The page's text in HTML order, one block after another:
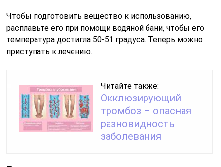
Чтобы подготовить вещество к использованию,
расплавьте его при помощи водяной бани, чтобы его
температура достигла 50-51 градуса. Теперь можно
приступать к лечению.
Читайте также:
Окклюзирующий
тромбоз – опасная
разновидность
заболевания